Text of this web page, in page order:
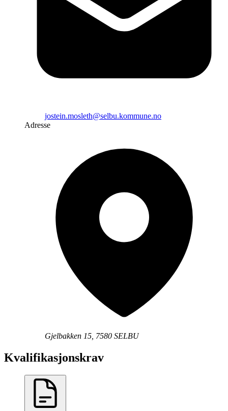
jostein.mosleth@selbu.kommune.no
Adresse
Gjelbakken 15, 7580 SELBU
Kvalifikasjonskrav